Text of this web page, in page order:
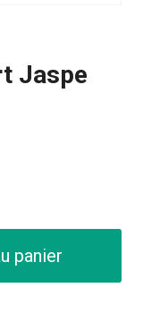
Jaspe
panier